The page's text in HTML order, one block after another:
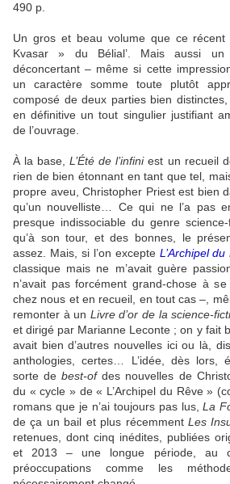
490 p.
Un gros et beau volume que ce
Kvasar » du Bélial’. Mais aussi un
déconcertant – même si cette
un caractère somme toute plutôt
composé de deux parties bien
en définitive un tout singulier justifiant
de l’ouvrage.
À la base,L’Été de l’infiniest un recueil
rien de bien étonnant en tant que tel,
propre aveu, Christopher Priest est bien
qu’un nouvelliste… Ce qui ne l’a pas
presque indissociable du genre
qu’à son tour, et des bonnes, le
assez. Mais, si l’on excepte L’Archipel du
classique mais ne m’avait guère
n’avait pas forcément grand-chose à
chez nous et en recueil, en tout cas –,
remonter à un Livre d’or de la science-
et dirigé par Marianne Leconte ; on y fait
avait bien d’autres nouvelles ici ou là,
anthologies, certes… L’idée, dès lors,
sorte debest-ofdes nouvelles de
du « cycle » de « L’Archipel du Rêve »
romans que je n’ai toujours pas lus,La
de ça un bail et plus récemment Les
retenues, dont cinq inédites, publiées
et 2013 – une longue période, au
préoccupations comme les